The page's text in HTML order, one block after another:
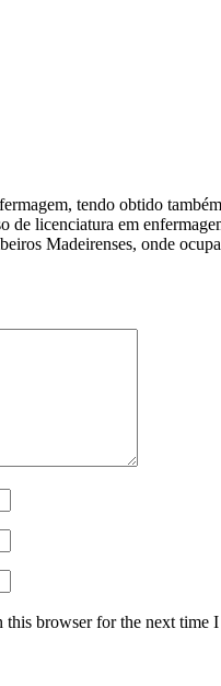
tendo obtido
de licenciatura em
Madeirenses, onde
this browser for the next time